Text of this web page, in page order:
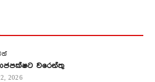
වරෙන්තු
2026